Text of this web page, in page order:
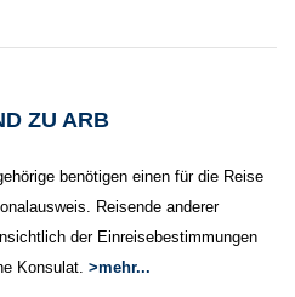
ZU ARB
benötigen einen für die Reise
Reisende anderer
der Einreisebestimmungen
Konsulat. >mehr...